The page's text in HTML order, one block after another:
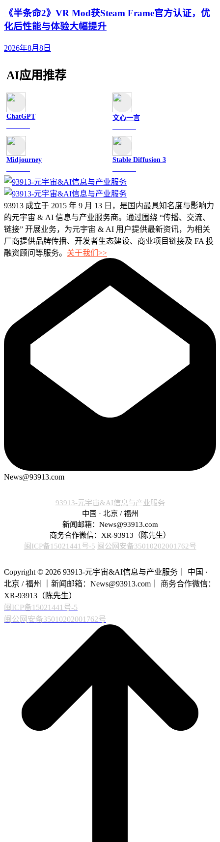
《半条命2》VR Mod获Steam Frame官方认证，优
化后性能与体验大幅提升
2026年8月8日
AI应用推荐
ChatGPT 文心一言
Midjourney Stable Diffusion 3
93913 成立于 2015 年 9 月 13 日，是国内最具知名度与影响力
的元宇宙 & AI 信息与产业服务商。通过围绕 “传播、交流、
链接” 开展业务，为元宇宙 & AI 用户提供最新资讯，为相关
厂商提供品牌传播、开发者生态建设、商业项目链接及 FA 投
融资顾问等服务。 关于我们>>
News@93913.com
93913-元宇宙&AI信息与产业服务
中国 · 北京 / 福州
新闻邮箱：News@93913.com
商务合作微信：XR-93913（陈先生）
闽ICP备15021441号-5 闽公网安备35010202001762号
Copyright © 2026 93913-元宇宙&AI信息与产业服务｜ 中国 ·
北京 / 福州 ｜新闻邮箱：News@93913.com｜ 商务合作微信：
XR-93913（陈先生）
闽ICP备15021441号-5
闽公网安备35010202001762号